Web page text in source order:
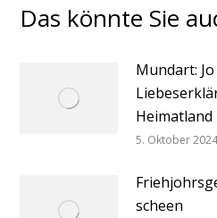
Das könnte Sie
Mundart:
Heimatland
5. Oktober 2024
scheen